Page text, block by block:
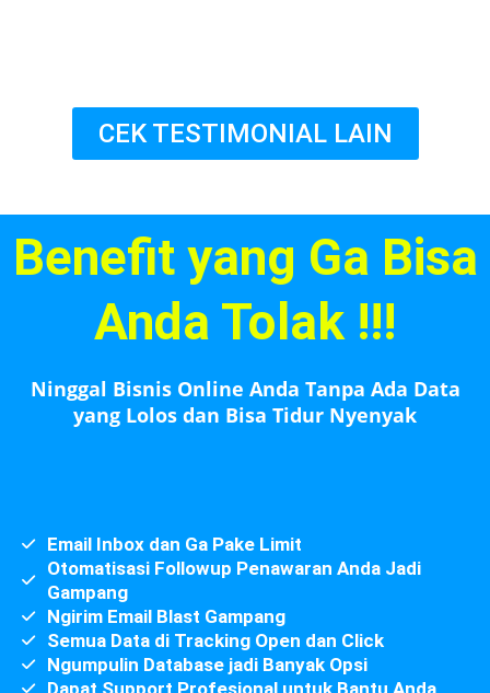
CEK TESTIMONIAL LAIN
Benefit yang Ga Bisa
Anda Tolak !!!
Ninggal Bisnis Online Anda Tanpa Ada Data
yang Lolos dan Bisa Tidur Nyenyak
Email Inbox dan Ga Pake Limit
Otomatisasi Followup Penawaran Anda Jadi
Gampang
Ngirim Email Blast Gampang
Semua Data di Tracking Open dan Click
Ngumpulin Database jadi Banyak Opsi